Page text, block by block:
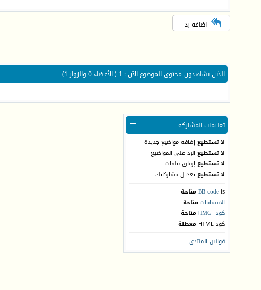
اضافة رد
الذين يشاهدون محتوى الموضوع الآن : 1 ( الأعضاء 0 والزوار 1)
تعليمات المشاركة
لا تستطيعإضافة مواضيع جديدة
لا تستطيع الرد على المواضيع
لا تستطيعإرفاق ملفات
لا تستطيعتعديل مشاركاتك
BB code is
متاحة
الابتساماتمتاحة
كود [IMG]
متاحة
كود HTML
معطلة
قوانين المنتدى